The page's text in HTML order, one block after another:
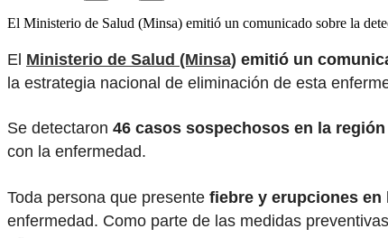
El Ministerio de Salud (Minsa) emitió un comunicado sobre la
El Ministerio de Salud (Minsa) emitió un
la estrategia nacional de eliminación de esta
Se detectaron 46 casos sospechosos en la
con la enfermedad.
Toda persona que presente fiebre y erupciones en
enfermedad. Como parte de las medidas